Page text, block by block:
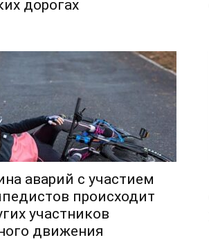
дорогах
аварий с участием
происходит
участников
движения